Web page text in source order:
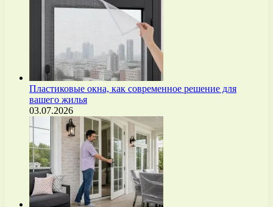
Пластиковые окна, как современное решение для
вашего жилья
03.07.2026